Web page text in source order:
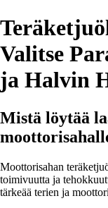
Valitse
ja Halvin
Mistä löytää
Moottorisahan
toimivuutta ja
tärkeää terien ja